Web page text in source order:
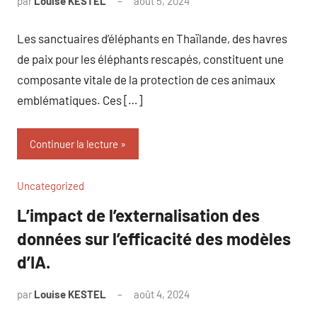
Les sanctuaires d’éléphants en Thaïlande, des havres
de paix pour les éléphants rescapés, constituent une
composante vitale de la protection de ces animaux
emblématiques. Ces […]
Continuer la lecture
Uncategorized
L’impact de l’externalisation des
données sur l’efficacité des modèles
d’IA.
par Louise KESTEL août 4, 2024